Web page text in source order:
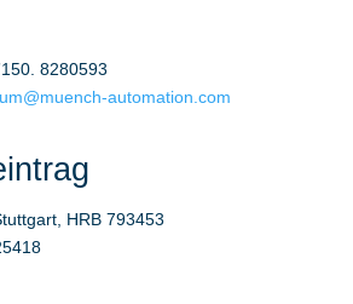
8280593
automation.com
HRB 793453